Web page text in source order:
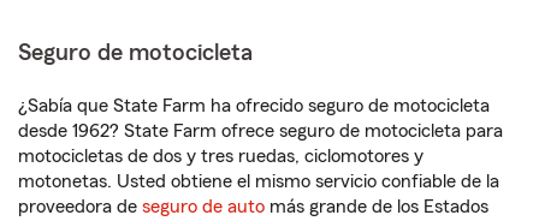
Seguro de motocicleta
¿Sabía que State Farm ha ofrecido seguro de motocicleta
desde 1962? State Farm ofrece seguro de motocicleta para
motocicletas de dos y tres ruedas, ciclomotores y
motonetas. Usted obtiene el mismo servicio confiable de la
proveedora de seguro de auto más grande de los Estados